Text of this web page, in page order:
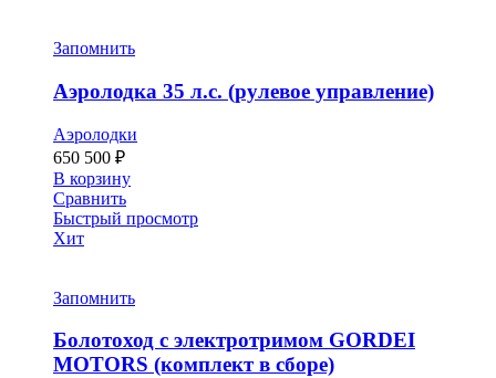
Запомнить
Аэролодка 35 л.с. (рулевое управление)
Аэролодки
650 500 ₽
В корзину
Сравнить
Быстрый просмотр
Хит
Запомнить
Болотоход с электротримом GORDEI
MOTORS (комплект в сборе)